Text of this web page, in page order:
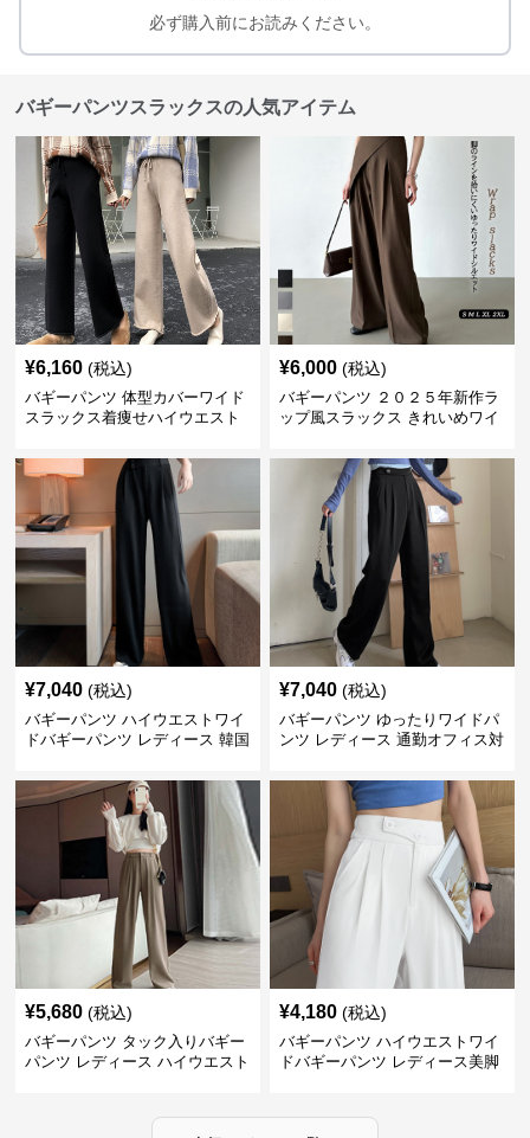
必ず購入前にお読みください。
バギーパンツスラックスの人気アイテム
¥6,160 (税込)
バギーパンツ 体型カバーワイド
スラックス着痩せハイウエスト
¥6,000 (税込)
バギーパンツ ２０２５年新作ラ
ップ風スラックス きれいめワイ
¥7,040 (税込)
バギーパンツ ハイウエストワイ
ドバギーパンツ レディース 韓国
¥7,040 (税込)
バギーパンツ ゆったりワイドパ
ンツ レディース 通勤オフィス対
¥5,680 (税込)
バギーパンツ タック入りバギー
パンツ レディース ハイウエスト
¥4,180 (税込)
バギーパンツ ハイウエストワイ
ドバギーパンツ レディース美脚